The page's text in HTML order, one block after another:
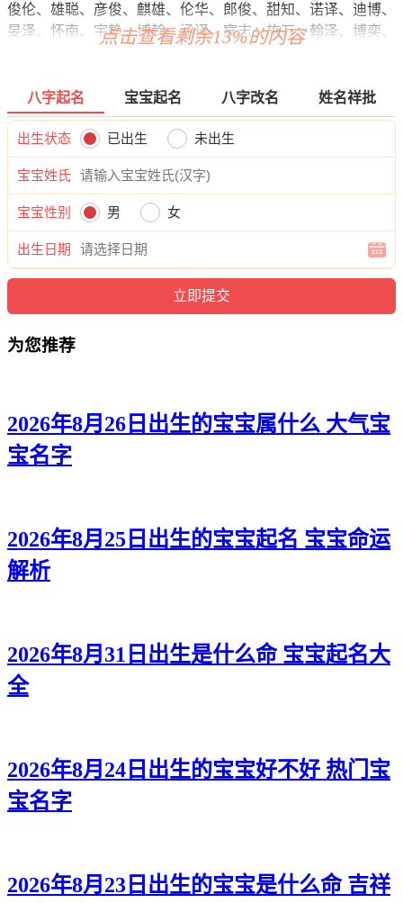
俊伦、雄聪、彦俊、麒雄、伦华、郎俊、甜知、诺译、迪博、
旻泽、怀南、宇静、博翰、涵译、宸志、施万、翰泽、博奕、
博瑾、曜寅、真博、宸远、博嘉、洛俊、梁源、道海、瀚伊、
炎乐、旭俊、炎迪、迪泽、旭逸、易翔、淡瑾、世宸、恺云、
本雷、韬仕、亦杉、伦静、娜辉、朗唯、郎妙、海曜、俊宽、
本锦、方泽、欣乐、梁彦、雄弘、陌曜、勉海、逸忆、忠雷、
奕秉、尊道、梓翔、世廷、志洺、弘旭、弘迪、辉烁、良海、
博宽、姗译、海和、锋宗、俊阳、瀚彦、海立、天语、知伦、
瀚永、凯炎、唯本。
点击查看剩余13%的内容
八字起名 宝宝起名 八字改名 姓名祥批
出生状态 已出生 未出生
宝宝姓氏
宝宝性别 男 女
出生日期
为您推荐
2026年8月26日出生的宝宝属什么 大气宝
宝名字
2026年8月25日出生的宝宝起名 宝宝命运
解析
2026年8月31日出生是什么命 宝宝起名大
全
2026年8月24日出生的宝宝好不好 热门宝
宝名字
2026年8月23日出生的宝宝是什么命 吉祥